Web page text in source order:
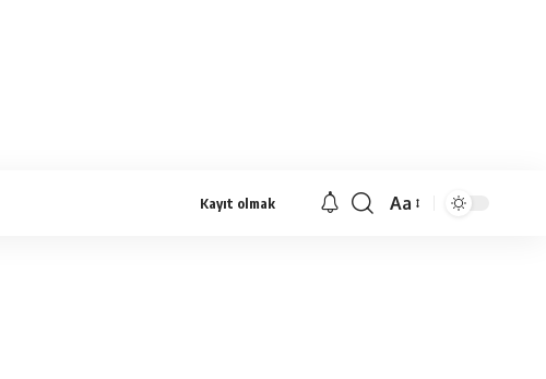
Kayıt olmak
Yazı
Aa